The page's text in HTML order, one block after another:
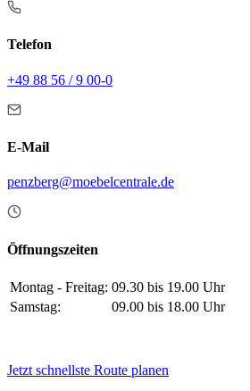
Telefon
+49 88 56 / 9 00-0
E-Mail
penzberg@moebelcentrale.de
Öffnungszeiten
Montag - Freitag: 09.30 bis 19.00 Uhr
Samstag:
09.00 bis 18.00 Uhr
Jetzt schnellste Route planen